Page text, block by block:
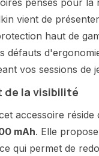
pensés pour la
vient de
haut de
défauts
vos sessions de
de la visibilité
accessoire réside
mAh. Elle
qui permet de